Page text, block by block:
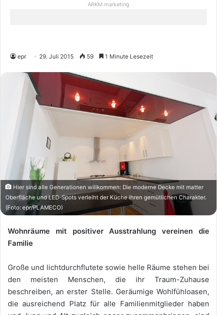
ARKM.marketing
epr 29. Juli 2015 59 1 Minute Lesezeit
Hier sind alle Generationen willkommen: Die moderne Decke mit matter
Oberfläche und LED-Spots verleiht der Küche ihren gemütlichen Charakter.
(Foto: epr/PLAMECO)
Wohnräume mit positiver Ausstrahlung vereinen die
Familie
Große und lichtdurchflutete sowie helle Räume stehen bei
den meisten Menschen, die ihr Traum-Zuhause
beschreiben, an erster Stelle. Geräumige Wohlfühloasen,
die ausreichend Platz für alle Familienmitglieder haben